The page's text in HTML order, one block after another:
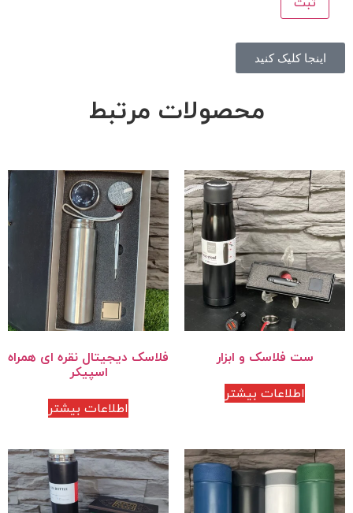
اینجا کلیک کنید
محصولات مرتبط
ست فلاسک و ابزار
اطلاعات بیشتر
فلاسک دیجیتال نقره ای همراه
اسپیکر
اطلاعات بیشتر